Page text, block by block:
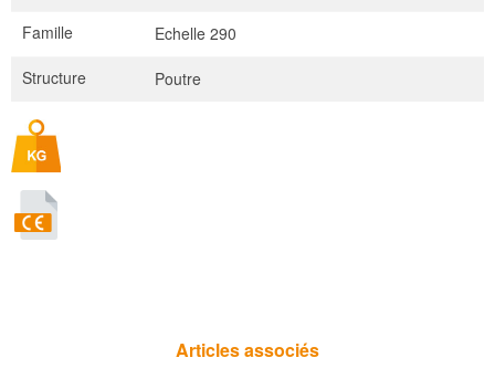
Famille
Echelle 290
Structure
Poutre
Articles associés